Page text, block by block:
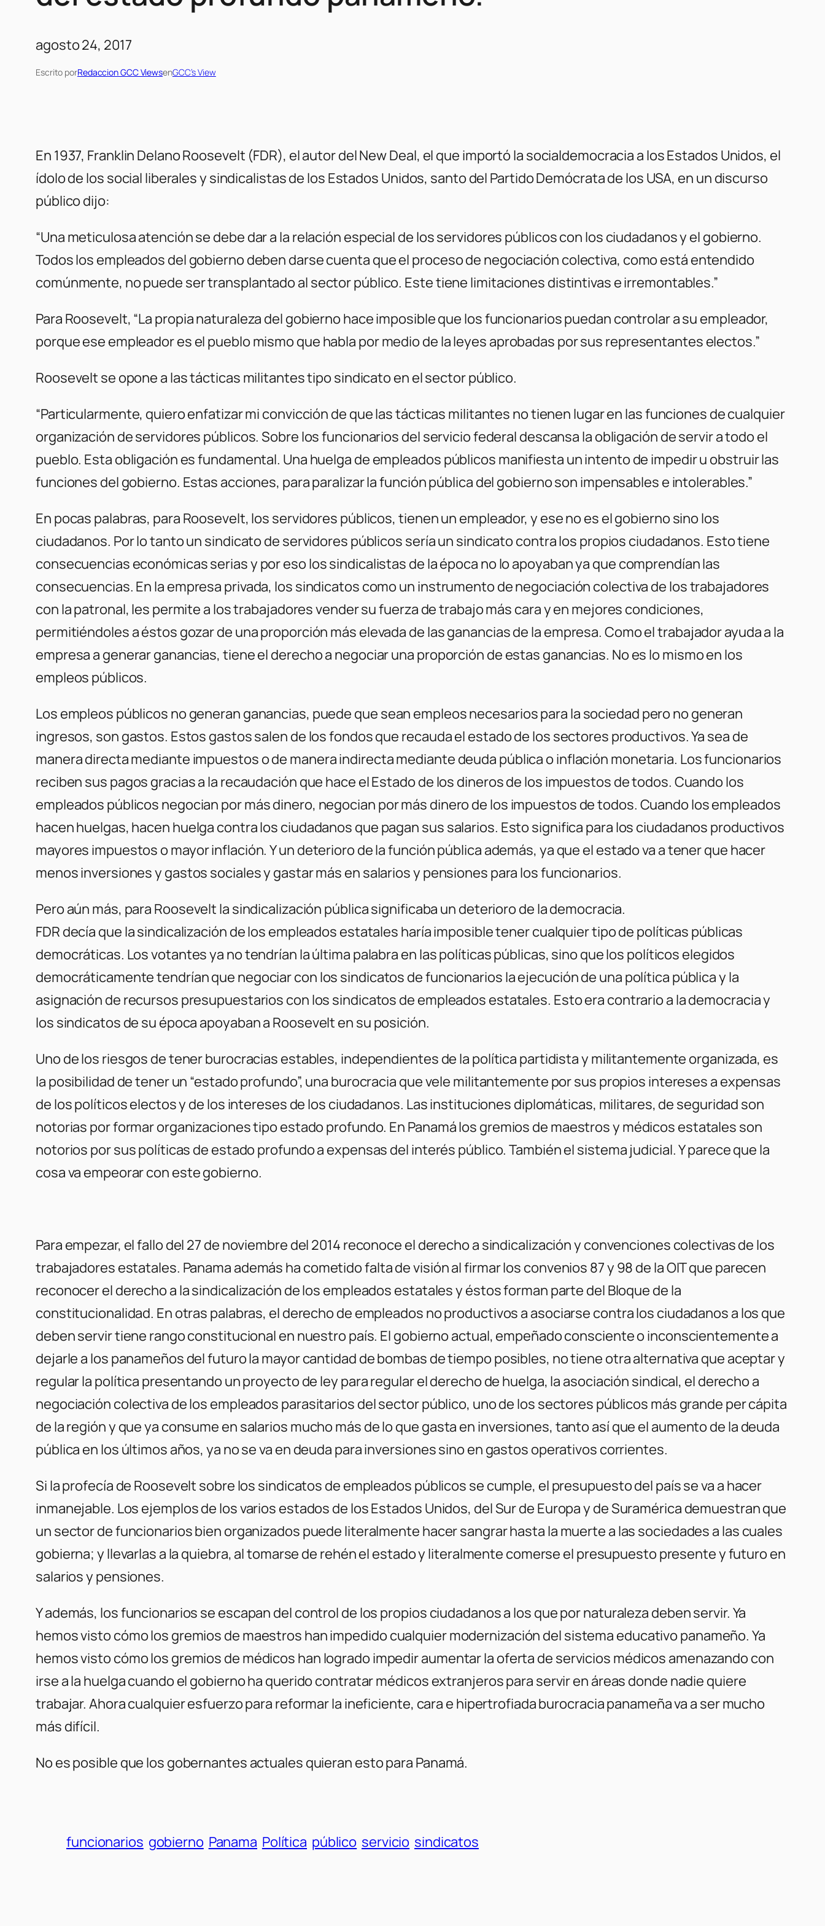
agosto 24, 2017
Escrito porRedaccion GCC ViewsenGCC’s View
En 1937, Franklin Delano Roosevelt (FDR), el autor del New Deal, el que importó la socialdemocracia a los Estados Unidos, el
ídolo de los social liberales y sindicalistas de los Estados Unidos, santo del Partido Demócrata de los USA, en un discurso
público dijo:
“Una meticulosa atención se debe dar a la relación especial de los servidores públicos con los ciudadanos y el gobierno.
Todos los empleados del gobierno deben darse cuenta que el proceso de negociación colectiva, como está entendido
comúnmente, no puede ser transplantado al sector público. Este tiene limitaciones distintivas e irremontables.”
Para Roosevelt, “La propia naturaleza del gobierno hace imposible que los funcionarios puedan controlar a su empleador,
porque ese empleador es el pueblo mismo que habla por medio de la leyes aprobadas por sus representantes electos.”
Roosevelt se opone a las tácticas militantes tipo sindicato en el sector público.
“Particularmente, quiero enfatizar mi convicción de que las tácticas militantes no tienen lugar en las funciones de cualquier
organización de servidores públicos. Sobre los funcionarios del servicio federal descansa la obligación de servir a todo el
pueblo. Esta obligación es fundamental. Una huelga de empleados públicos manifiesta un intento de impedir u obstruir las
funciones del gobierno. Estas acciones, para paralizar la función pública del gobierno son impensables e intolerables.”
En pocas palabras, para Roosevelt, los servidores públicos, tienen un empleador, y ese no es el gobierno sino los
ciudadanos. Por lo tanto un sindicato de servidores públicos sería un sindicato contra los propios ciudadanos. Esto tiene
consecuencias económicas serias y por eso los sindicalistas de la época no lo apoyaban ya que comprendían las
consecuencias. En la empresa privada, los sindicatos como un instrumento de negociación colectiva de los trabajadores
con la patronal, les permite a los trabajadores vender su fuerza de trabajo más cara y en mejores condiciones,
permitiéndoles a éstos gozar de una proporción más elevada de las ganancias de la empresa. Como el trabajador ayuda a la
empresa a generar ganancias, tiene el derecho a negociar una proporción de estas ganancias. No es lo mismo en los
empleos públicos.
Los empleos públicos no generan ganancias, puede que sean empleos necesarios para la sociedad pero no generan
ingresos, son gastos. Estos gastos salen de los fondos que recauda el estado de los sectores productivos. Ya sea de
manera directa mediante impuestos o de manera indirecta mediante deuda pública o inflación monetaria. Los funcionarios
reciben sus pagos gracias a la recaudación que hace el Estado de los dineros de los impuestos de todos. Cuando los
empleados públicos negocian por más dinero, negocian por más dinero de los impuestos de todos. Cuando los empleados
hacen huelgas, hacen huelga contra los ciudadanos que pagan sus salarios. Esto significa para los ciudadanos productivos
mayores impuestos o mayor inflación. Y un deterioro de la función pública además, ya que el estado va a tener que hacer
menos inversiones y gastos sociales y gastar más en salarios y pensiones para los funcionarios.
Pero aún más, para Roosevelt la sindicalización pública significaba un deterioro de la democracia.
FDR decía que la sindicalización de los empleados estatales haría imposible tener cualquier tipo de políticas públicas
democráticas. Los votantes ya no tendrían la última palabra en las políticas públicas, sino que los políticos elegidos
democráticamente tendrían que negociar con los sindicatos de funcionarios la ejecución de una política pública y la
asignación de recursos presupuestarios con los sindicatos de empleados estatales. Esto era contrario a la democracia y
los sindicatos de su época apoyaban a Roosevelt en su posición.
Uno de los riesgos de tener burocracias estables, independientes de la política partidista y militantemente organizada, es
la posibilidad de tener un “estado profundo”, una burocracia que vele militantemente por sus propios intereses a expensas
de los políticos electos y de los intereses de los ciudadanos. Las instituciones diplomáticas, militares, de seguridad son
notorias por formar organizaciones tipo estado profundo. En Panamá los gremios de maestros y médicos estatales son
notorios por sus políticas de estado profundo a expensas del interés público. También el sistema judicial. Y parece que la
cosa va empeorar con este gobierno.
Para empezar, el fallo del 27 de noviembre del 2014 reconoce el derecho a sindicalización y convenciones colectivas de los
trabajadores estatales. Panama además ha cometido falta de visión al firmar los convenios 87 y 98 de la OIT que parecen
reconocer el derecho a la sindicalización de los empleados estatales y éstos forman parte del Bloque de la
constitucionalidad. En otras palabras, el derecho de empleados no productivos a asociarse contra los ciudadanos a los que
deben servir tiene rango constitucional en nuestro país. El gobierno actual, empeñado consciente o inconscientemente a
dejarle a los panameños del futuro la mayor cantidad de bombas de tiempo posibles, no tiene otra alternativa que aceptar y
regular la política presentando un proyecto de ley para regular el derecho de huelga, la asociación sindical, el derecho a
negociación colectiva de los empleados parasitarios del sector público, uno de los sectores públicos más grande per cápita
de la región y que ya consume en salarios mucho más de lo que gasta en inversiones, tanto así que el aumento de la deuda
pública en los últimos años, ya no se va en deuda para inversiones sino en gastos operativos corrientes.
Si la profecía de Roosevelt sobre los sindicatos de empleados públicos se cumple, el presupuesto del país se va a hacer
inmanejable. Los ejemplos de los varios estados de los Estados Unidos, del Sur de Europa y de Suramérica demuestran que
un sector de funcionarios bien organizados puede literalmente hacer sangrar hasta la muerte a las sociedades a las cuales
gobierna; y llevarlas a la quiebra, al tomarse de rehén el estado y literalmente comerse el presupuesto presente y futuro en
salarios y pensiones.
Y además, los funcionarios se escapan del control de los propios ciudadanos a los que por naturaleza deben servir. Ya
hemos visto cómo los gremios de maestros han impedido cualquier modernización del sistema educativo panameño. Ya
hemos visto cómo los gremios de médicos han logrado impedir aumentar la oferta de servicios médicos amenazando con
irse a la huelga cuando el gobierno ha querido contratar médicos extranjeros para servir en áreas donde nadie quiere
trabajar. Ahora cualquier esfuerzo para reformar la ineficiente, cara e hipertrofiada burocracia panameña va a ser mucho
más difícil.
No es posible que los gobernantes actuales quieran esto para Panamá.
funcionarios gobierno Panama Política público servicio sindicatos